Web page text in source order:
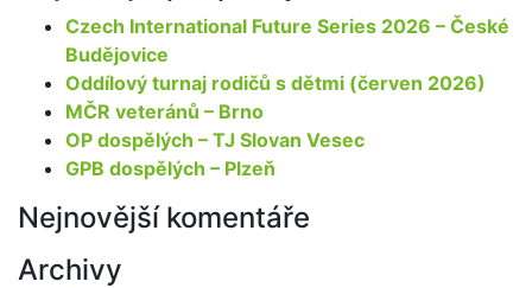
Czech International Future Series 2026 – České
Budějovice
Oddílový turnaj rodičů s dětmi (červen 2026)
MČR veteránů – Brno
OP dospělých – TJ Slovan Vesec
GPB dospělých – Plzeň
Nejnovější komentáře
Archivy